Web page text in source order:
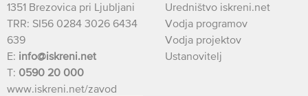
1351 Brezovica pri Ljubljani
TRR: SI56 0284 3026 6434
639
E: info@iskreni.net
T: 0590 20 000
www.iskreni.net/zavod
Uredništvo iskreni.net
Vodja programov
Vodja projektov
Ustanovitelj